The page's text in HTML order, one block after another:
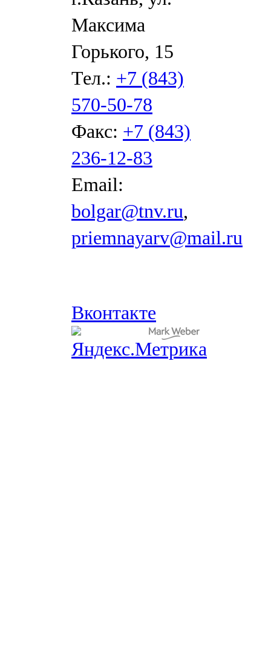
Максима
Горького, 15
Тел.: +7 (843)
570-50-78
Факс: +7 (843)
236-12-83
Email:
bolgar@tnv.ru,
priemnayarv@mail.ru
Вконтакте